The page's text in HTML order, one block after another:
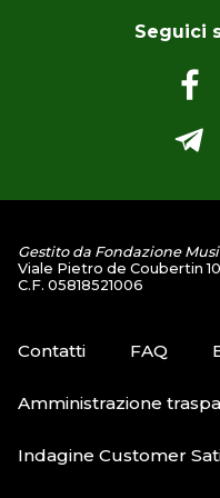
Seguici
Gestito da Fondazione
Viale Pietro de Coubertin
C.F. 05818521006
Contatti FAQ
Amministrazione
Indagine Customer